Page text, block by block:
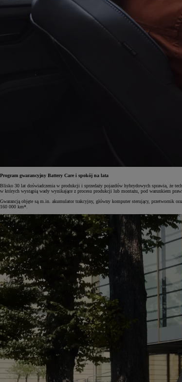
Program gwarancyjny Battery Care i spokój na lata
Blisko 30 lat doświadczenia w produkcji i sprzedaży pojazdów hybrydowych sprawia, że
w których wystąpią wady wynikające z procesu produkcji lub montażu, pod warunkiem
Gwarancją objęte są m.in. akumulator trakcyjny, główny komputer sterujący, przetwornik
160 000 km*.